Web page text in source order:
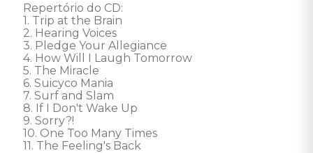
Repertório do CD:
1. Trip at the Brain
2. Hearing Voices
3. Pledge Your Allegiance
4. How Will I Laugh Tomorrow
5. The Miracle
6. Suicyco Mania
7. Surf and Slam
8. If I Don't Wake Up
9. Sorry?!
10. One Too Many Times
11. The Feeling's Back